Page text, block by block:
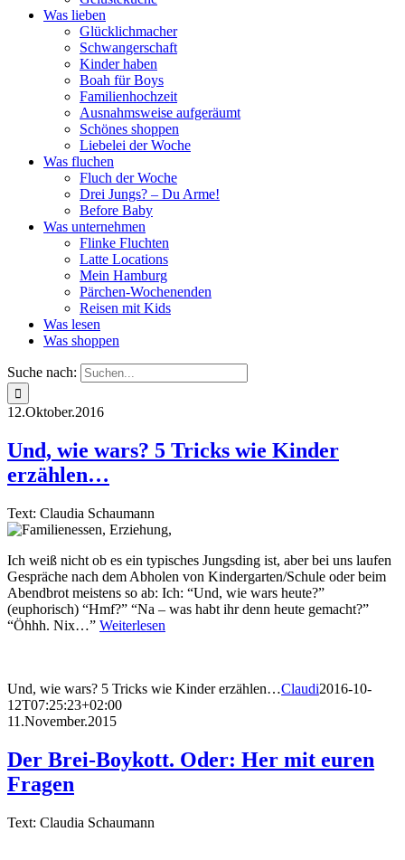
Was lieben
Glücklichmacher
Schwangerschaft
Kinder haben
Boah für Boys
Familienhochzeit
Ausnahmsweise aufgeräumt
Schönes shoppen
Liebelei der Woche
Was fluchen
Fluch der Woche
Drei Jungs? – Du Arme!
Before Baby
Was unternehmen
Flinke Fluchten
Latte Locations
Mein Hamburg
Pärchen-Wochenenden
Reisen mit Kids
Was lesen
Was shoppen
Suche nach:
12.Oktober.2016
Und, wie wars? 5 Tricks wie Kinder
erzählen…
Text: Claudia Schaumann
Ich weiß nicht ob es ein typisches Jungsding ist, aber bei uns laufen
Gespräche nach dem Abholen von Kindergarten/Schule oder beim
Abendbrot meistens so ab: Ich: “Und, wie wars heute?”
(euphorisch) “Hmf?” “Na – was habt ihr denn heute gemacht?”
“Öhhh. Nix…” Weiterlesen
Und, wie wars? 5 Tricks wie Kinder erzählen…Claudi2016-10-
12T07:25:23+02:00
11.November.2015
Der Brei-Boykott. Oder: Her mit euren
Fragen
Text: Claudia Schaumann